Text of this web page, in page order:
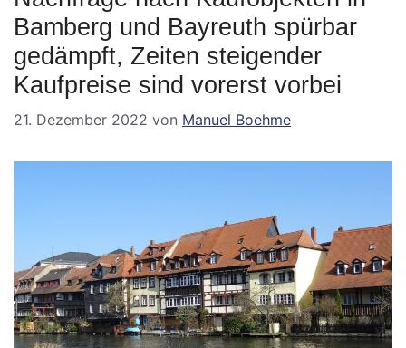
Bamberg und Bayreuth spürbar
gedämpft, Zeiten steigender
Kaufpreise sind vorerst vorbei
21. Dezember 2022 von Manuel Boehme